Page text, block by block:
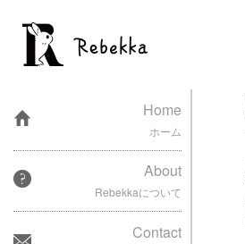
Home
ホーム
About
Rebekkaについて
Contact